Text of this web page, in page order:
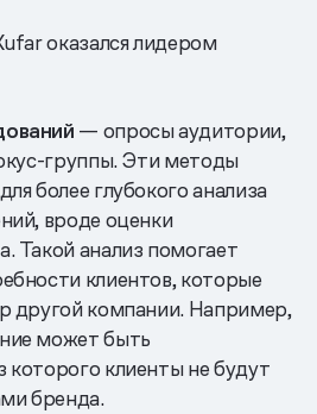
оказался лидером
— опросы аудитории,
группы. Эти методы
более глубокого анализа
вроде оценки
Такой анализ помогает
клиентов, которые
другой компании. Например,
может быть
клиенты не будут
бренда.